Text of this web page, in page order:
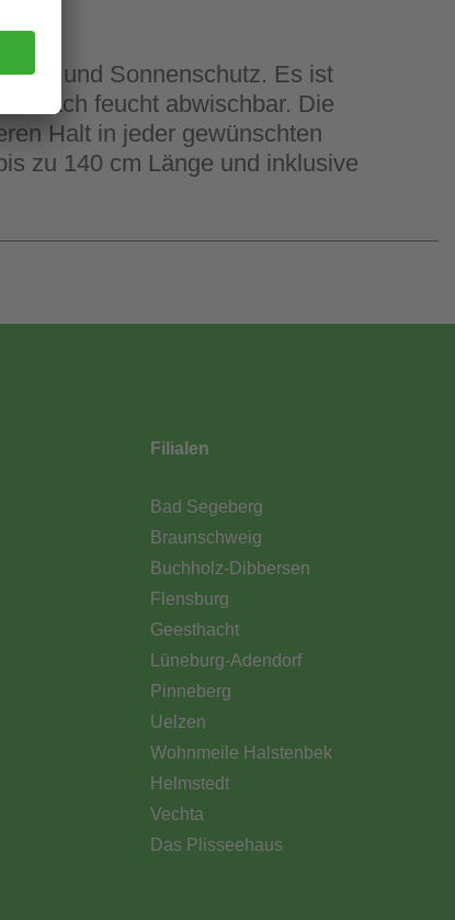
und Sonnenschutz. Es ist
feucht abwischbar. Die
Halt in jeder gewünschten
zu 140 cm Länge und inklusive
Filialen
Bad Segeberg
Braunschweig
Buchholz-Dibbersen
Flensburg
Geesthacht
Lüneburg-Adendorf
Pinneberg
Uelzen
Wohnmeile Halstenbek
Helmstedt
Vechta
Das Plisseehaus